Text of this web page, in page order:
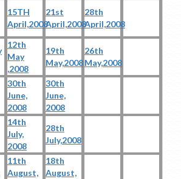
15TH
April,2008
21st
April,2008
28th
April,2008
12th
May
,2008
19th
May,2008
26th
May,2008
30th
June,
2008
30th
June,
2008
14th
July,
2008
28th
July,2008
11th
August,
18th
August,